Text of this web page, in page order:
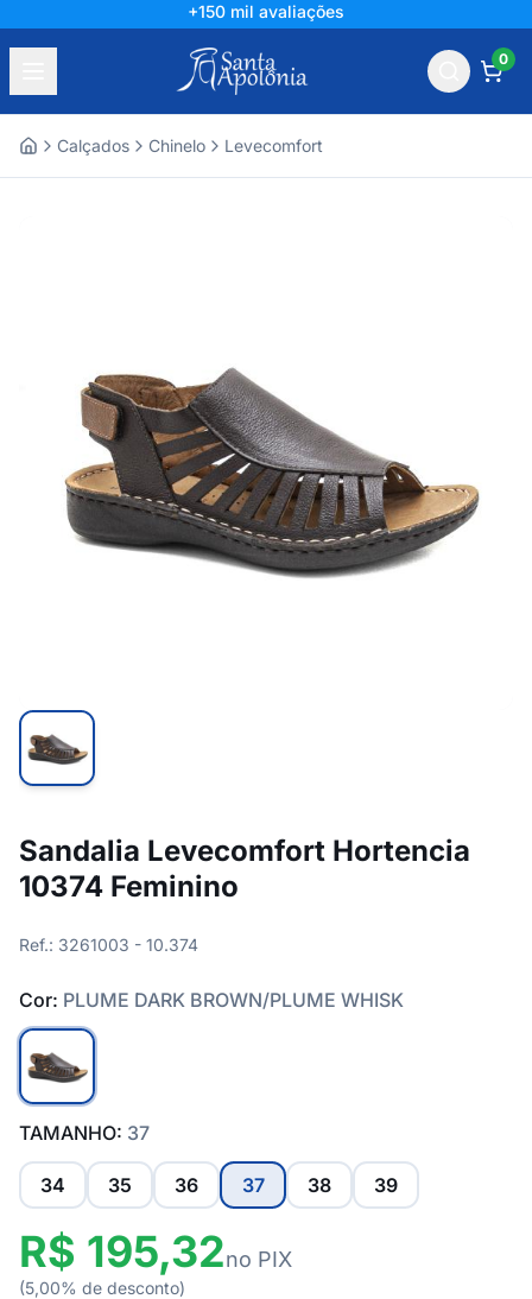
+150 mil avaliações
0
Calçados Chinelo Levecomfort
Sandalia Levecomfort Hortencia
10374 Feminino
Ref.: 3261003 - 10.374
Cor: PLUME DARK BROWN/PLUME WHISK
TAMANHO: 37
34 35 36 37 38 39
R$ 195,32no PIX
(5,00% de desconto)